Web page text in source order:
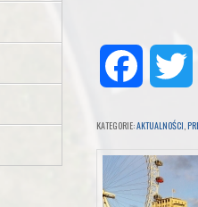
c
e
i
t
KATEGORIE:AKTUALNOŚCI,